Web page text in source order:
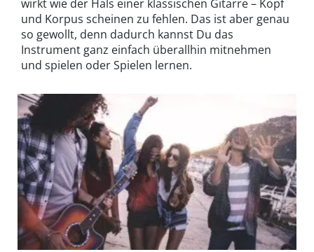
wirkt wie der Hals einer klassischen Gitarre – Kopf
und Korpus scheinen zu fehlen. Das ist aber genau
so gewollt, denn dadurch kannst Du das
Instrument ganz einfach überallhin mitnehmen
und spielen oder Spielen lernen.